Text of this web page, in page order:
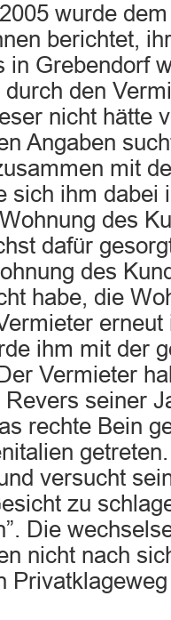
wurde
berichtet,
in Grebendorf
den
nicht hätte
Angaben
mit
sich ihm dabei
des
dafür
des
habe, die
ihm mit der
Vermieter
seiner
rechte Bein
versucht
zu
Die
nicht nach